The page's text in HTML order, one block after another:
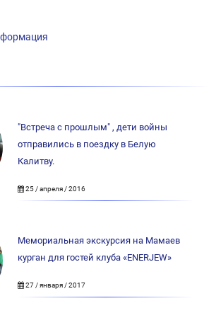
"Встреча с прошлым" , дети войны
отправились в поездку в Белую
Калитву.
25 / апреля / 2016
Мемориальная экскурсия на Мамаев
курган для гостей клуба «ENERJEW»
27 / января / 2017